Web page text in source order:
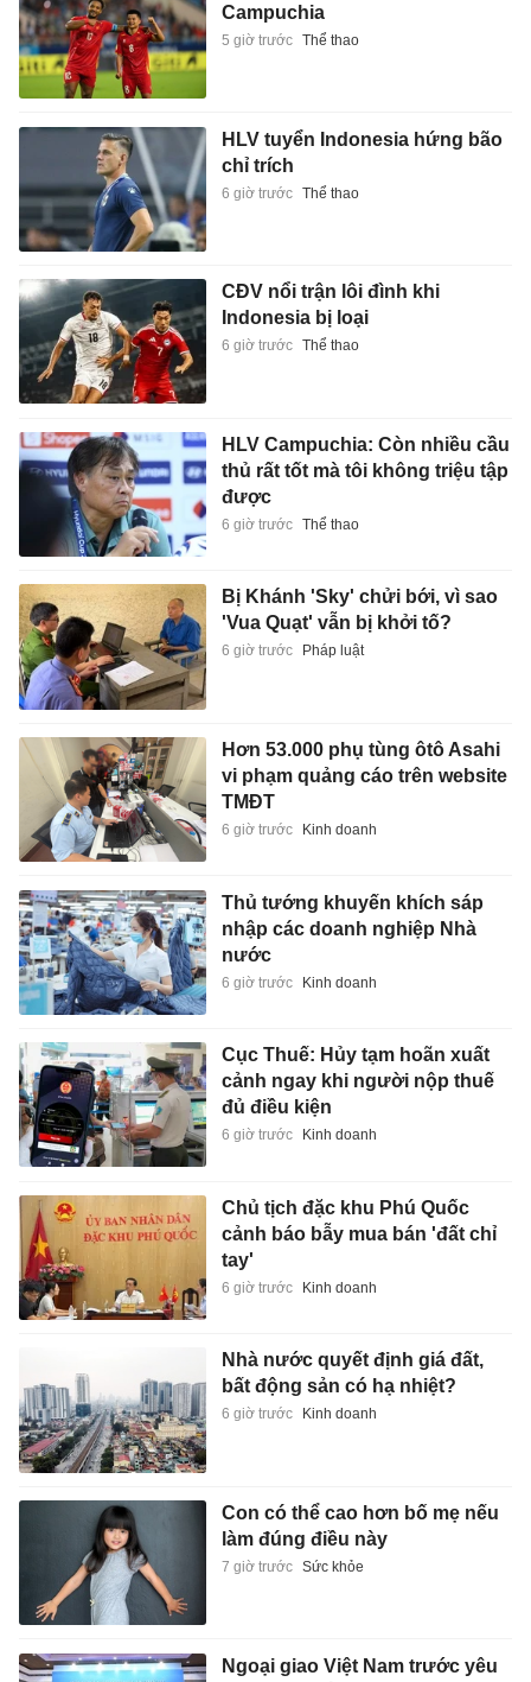
Campuchia
5 giờ trước Thể thao
HLV tuyển Indonesia hứng bão
chỉ trích
6 giờ trước Thể thao
CĐV nổi trận lôi đình khi
Indonesia bị loại
6 giờ trước Thể thao
HLV Campuchia: Còn nhiều cầu
thủ rất tốt mà tôi không triệu tập
được
6 giờ trước Thể thao
Bị Khánh 'Sky' chửi bới, vì sao
'Vua Quạt' vẫn bị khởi tố?
6 giờ trước Pháp luật
Hơn 53.000 phụ tùng ôtô Asahi
vi phạm quảng cáo trên website
TMĐT
6 giờ trước Kinh doanh
Thủ tướng khuyến khích sáp
nhập các doanh nghiệp Nhà
nước
6 giờ trước Kinh doanh
Cục Thuế: Hủy tạm hoãn xuất
cảnh ngay khi người nộp thuế
đủ điều kiện
6 giờ trước Kinh doanh
Chủ tịch đặc khu Phú Quốc
cảnh báo bẫy mua bán 'đất chỉ
tay'
6 giờ trước Kinh doanh
Nhà nước quyết định giá đất,
bất động sản có hạ nhiệt?
6 giờ trước Kinh doanh
Con có thể cao hơn bố mẹ nếu
làm đúng điều này
7 giờ trước Sức khỏe
Ngoại giao Việt Nam trước yêu